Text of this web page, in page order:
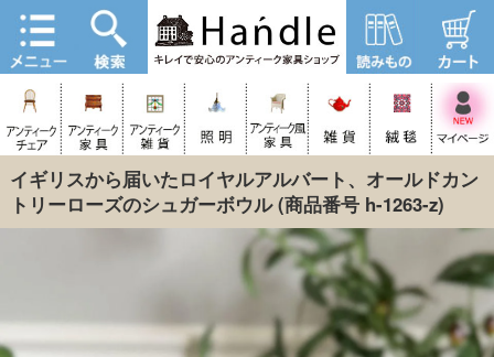
イギリスから届いたロイヤルアルバート、オールドカン
トリーローズのシュガーボウル(商品番号 h-1263-z)